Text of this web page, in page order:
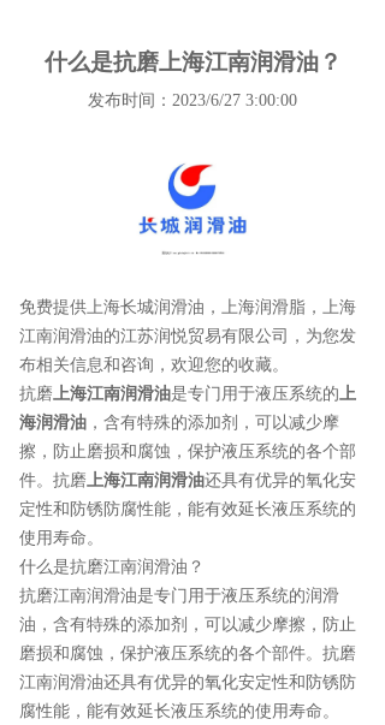
什么是抗磨上海江南润滑油？
发布时间：2023/6/27 3:00:00
免费提供上海长城润滑油 ，上海润滑脂，上海
江南润滑油的江苏润悦贸易有限公司，为您发
布相关信息和咨询，欢迎您的收藏。
抗磨上海江南润滑油是专门用于液压系统的上
海润滑油 ，含有特殊的添加剂，可以减少摩
擦，防止磨损和腐蚀，保护液压系统的各个部
件。抗磨上海江南润滑油还具有优异的氧化安
定性和防锈防腐性能，能有效延长液压系统的
使用寿命。
什么是抗磨江南润滑油？
抗磨江南润滑油是专门用于液压系统的润滑
油，含有特殊的添加剂，可以减少摩擦，防止
磨损和腐蚀，保护液压系统的各个部件。抗磨
江南润滑油还具有优异的氧化安定性和防锈防
腐性能，能有效延长液压系统的使用寿命。